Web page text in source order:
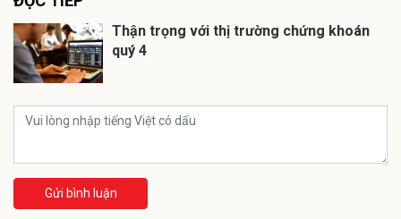
Thận trọng với thị trường chứng khoán
quý 4
Gửi bình luận